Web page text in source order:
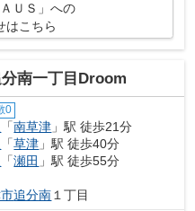
ＵＳ」への
はこちら
南一丁目Droom
0
「南草津 」駅 徒歩21分
「草津 」駅 徒歩40分
「瀬田 」駅 徒歩55分
追分南 １丁目